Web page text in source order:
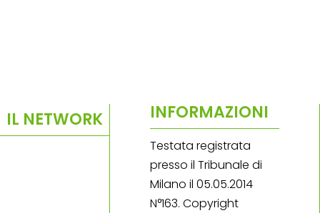
IL NETWORK INFORMAZIONI
Testata registrata
presso il Tribunale di
Milano il 05.05.2014
N°163. Copyright